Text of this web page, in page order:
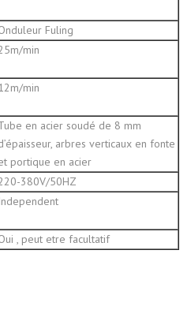
Fuling
min
min
en acier soudé de 8 mm
arbres verticaux en fonte
portique en acier
380V/50HZ
Independent
, peut etre facultatif